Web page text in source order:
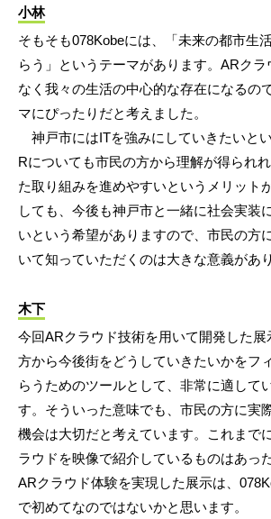
小林
そもそも078Kobeには、「未来の都市生
らう」というテーマがあります。ARク
なく我々の生活の中心的な存在になるの
マにぴったりだと考えました。
神戸市にはITを強みにしていきたいと
Rについても市民の方から理解が得られ
た取り組みを進めやすいというメリット
しても、今後も神戸市と一緒に社会実装
いという希望がありますので、市民の方
いて知っていただくのは大きな意義があ
木下
今回ARクラウド技術を用いて開発した
方から今後街をどうしていきたいかをフ
らうためのツールとして、非常に適して
す。そういった意味でも、市民の方に実
機会は大切だと考えています。これまで
ラウドを映像で紹介しているものはあっ
ARクラウド体験を実現した展示は、
で初めてなのではないかと思います。